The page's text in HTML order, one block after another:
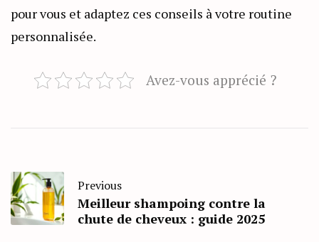
pour vous et adaptez ces conseils à votre routine
personnalisée.
Avez-vous apprécié ?
Previous
Meilleur shampoing contre la
chute de cheveux : guide 2025